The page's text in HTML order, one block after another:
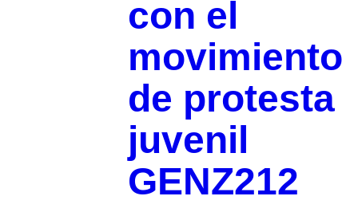
con el
movimiento
de protesta
juvenil
GENZ212